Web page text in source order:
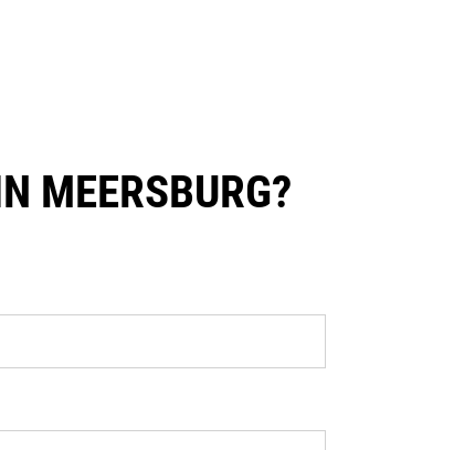
MEERSBURG?